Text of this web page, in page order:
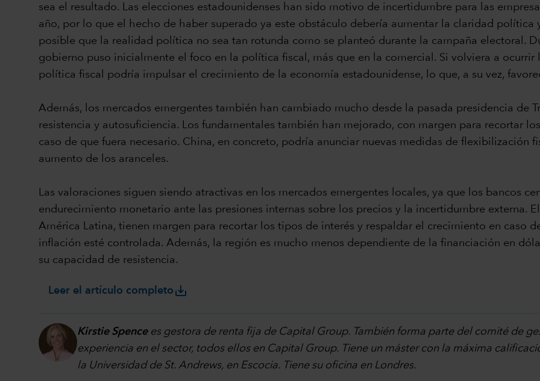
sea el resultado. Las elecciones estadounidenses han sido motivo de incertidumbre para las
año, por lo que el hecho de haber superado ya este obstáculo debería aumentar la claridad política
posible que la realidad política no sea tan rotunda como se planteó durante la campaña electoral.
gobierno puso inicialmente el foco en la política fiscal, más que en la comercial. Si volviera a
política fiscal podría impulsar el crecimiento de la economía estadounidense, lo que, a su vez,
Además, los mercados emergentes también han cambiado mucho desde la pasada presidencia de
resistencia y autosuficiencia. Los fundamentales también han mejorado, con margen para recortar
caso de que fuera necesario. China, en concreto, podría anunciar nuevas medidas de flexibilización
aumento de los aranceles.
Las valoraciones siguen siendo atractivas en los mercados emergentes locales, ya que los bancos
endurecimiento monetario ante las presiones internas sobre los precios y la incertidumbre externa.
América Latina, tienen margen para recortar los tipos de interés y respaldar el crecimiento en caso
inflación esté controlada. Además, la región es mucho menos dependiente de la financiación en
su capacidad de resistencia.
Leer el artículo completo save_alt
Kirstie Spencees gestora de renta fija de Capital Group. También forma parte del comité de
experiencia en el sector, todos ellos en Capital Group. Tiene un máster con la máxima
la Universidad de St. Andrews, en Escocia. Tiene su oficina en Londres.